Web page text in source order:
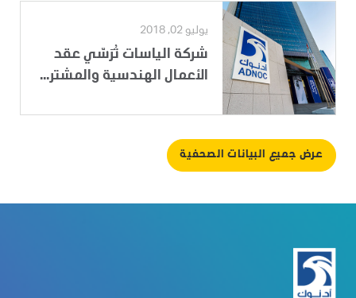
يوليو 02, 2018
شركة الياسات تُرَسّي عقد
الأعمال الهندسية والمشتر...
عرض جميع البيانات الصحفية